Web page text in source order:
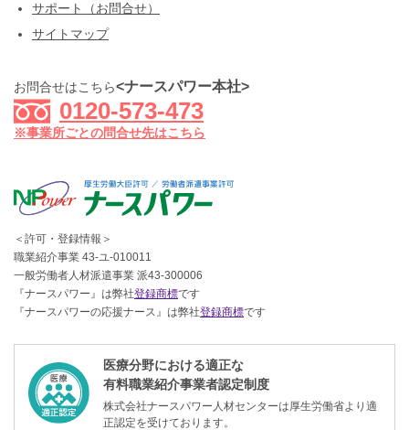
サポート（お問合せ）
サイトマップ
お問合せはこちら<ナースパワー本社>
0120-573-473
※事業所ごとの問合せ先はこちら
＜許可・登録情報＞
職業紹介事業 43-ユ-010011
一般労働者人材派遣事業 派43-300006
『ナースパワー』は弊社登録商標です
『ナースパワーの応援ナース』は弊社登録商標です
医療分野における適正な
有料職業紹介事業者認定制度
株式会社ナースパワー人材センターは厚生労働省より適
正認定を受けております。